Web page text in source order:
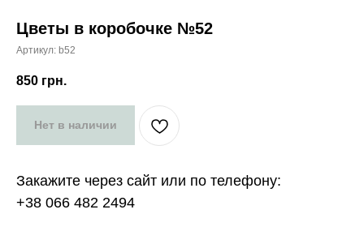
Цветы в коробочке №52
Артикул: b52
850 грн.
Нет в наличии
Закажите через сайт или по телефону:
+38 066 482 2494